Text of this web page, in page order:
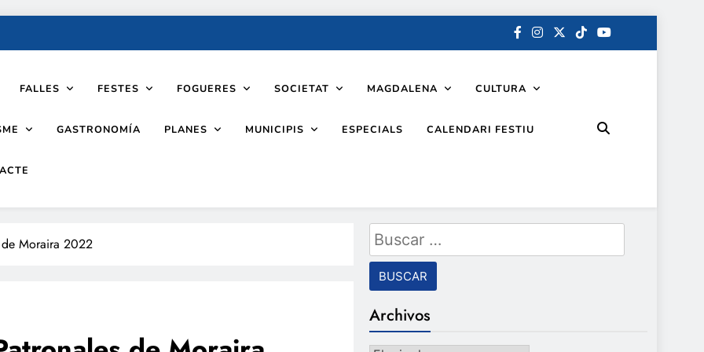
FALLES FESTES FOGUERES SOCIETAT MAGDALENA CULTURA
GASTRONOMÍA PLANES MUNICIPIS ESPECIALS CALENDARI FESTIU
de Moraira 2022
Buscar:
Archivos